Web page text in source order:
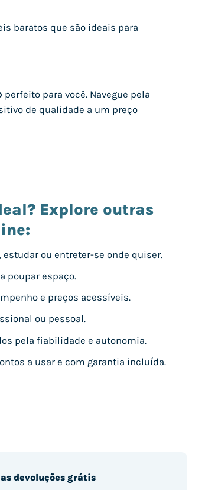
baratos que são ideais para
perfeito para você. Navegue pela
de qualidade a um preço
Explore outras
, estudar ou entreter-se onde quiser.
poupar espaço.
e preços acessíveis.
ou pessoal.
pela fiabilidade e autonomia.
a usar e com garantia incluída.
devoluções grátis